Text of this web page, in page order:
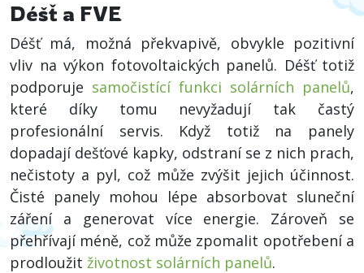
Déšť a FVE
Déšť má, možná překvapivě, obvykle pozitivní
vliv na výkon fotovoltaických panelů. Déšť totiž
podporuje samočistící funkci solárních panelů,
které díky tomu nevyžadují tak častý
profesionální servis. Když totiž na panely
dopadají dešťové kapky, odstraní se z nich prach,
nečistoty a pyl, což může zvýšit jejich účinnost.
Čisté panely mohou lépe absorbovat sluneční
záření a generovat více energie. Zároveň se
přehřívají méně, což může zpomalit opotřebení a
prodloužit životnost solárních panelů.